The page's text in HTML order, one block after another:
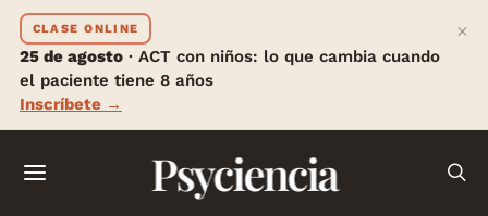
CLASE ONLINE
25 de agosto · ACT con niños: lo que cambia cuando
el paciente tiene 8 años
Inscríbete →
×
Psyciencia